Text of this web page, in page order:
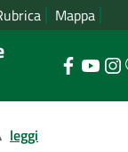
Mappa
leggi